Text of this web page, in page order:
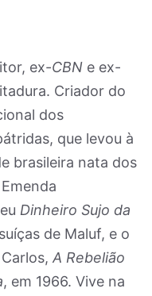
ex-CBN e ex-
Criador do
dos
que levou à
brasileira nata dos
Dinheiro Sujo da
de Maluf, e o
A Rebelião
, em 1966. Vive na